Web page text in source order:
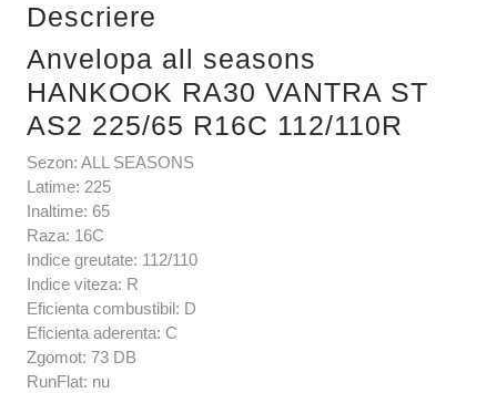
Descriere
Anvelopa all seasons
HANKOOK RA30 VANTRA ST
AS2 225/65 R16C 112/110R
Sezon: ALL SEASONS
Latime: 225
Inaltime: 65
Raza: 16C
Indice greutate: 112/110
Indice viteza: R
Eficienta combustibil: D
Eficienta aderenta: C
Zgomot: 73 DB
RunFlat: nu